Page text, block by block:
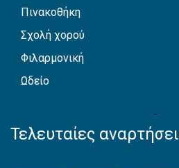
Πινακοθήκη
Σχολή χορού
Φιλαρμονική
Ωδείο
Τελευταίες